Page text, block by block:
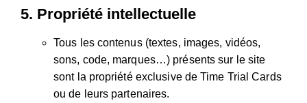
5. Propriété intellectuelle
Tous les contenus (textes, images, vidéos,
sons, code, marques…) présents sur le site
sont la propriété exclusive de Time Trial Cards
ou de leurs partenaires.